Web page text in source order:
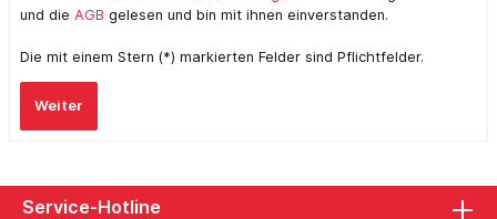
und die AGB gelesen und bin mit ihnen einverstanden.
Die mit einem Stern (*) markierten Felder sind Pflichtfelder.
Weiter
Service-Hotline